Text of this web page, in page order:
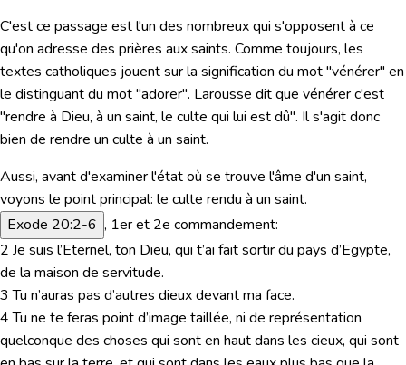
C'est ce passage est l'un des nombreux qui s'opposent à ce
qu'on adresse des prières aux saints. Comme toujours, les
textes catholiques jouent sur la signification du mot "vénérer" en
le distinguant du mot "adorer". Larousse dit que vénérer c'est
"rendre à Dieu, à un saint, le culte qui lui est dû". Il s'agit donc
bien de rendre un culte à un saint.
Aussi, avant d'examiner l'état où se trouve l'âme d'un saint,
voyons le point principal: le culte rendu à un saint.
Exode 20:2-6 , 1er et 2e commandement:
2 Je suis l’Eternel, ton Dieu, qui t’ai fait sortir du pays d’Egypte,
de la maison de servitude.
3 Tu n’auras pas d’autres dieux devant ma face.
4 Tu ne te feras point d’image taillée, ni de représentation
quelconque des choses qui sont en haut dans les cieux, qui sont